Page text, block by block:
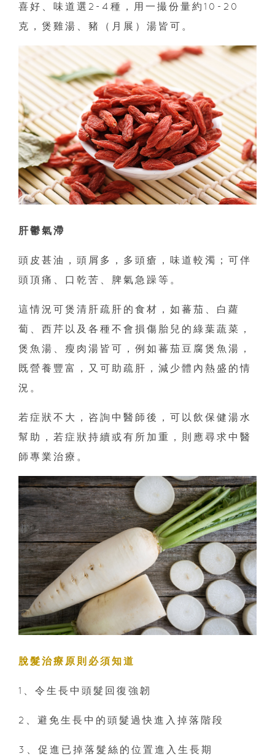
喜好、味道選2-4種，用一撮份量約10-20
克，煲雞湯、豬（月展）湯皆可。
肝鬱氣滯
頭皮甚油，頭屑多，多頭瘡，味道較濁；可伴
頭頂痛、口乾苦、脾氣急躁等。
這情況可煲清肝疏肝的食材，如蕃茄、白蘿
蔔、西芹以及各種不會損傷胎兒的綠葉蔬菜，
煲魚湯、瘦肉湯皆可，例如蕃茄豆腐煲魚湯，
既營養豐富，又可助疏肝，減少體內熱盛的情
況。
若症狀不大，咨詢中醫師後，可以飲保健湯水
幫助，若症狀持續或有所加重，則應尋求中醫
師專業治療。
脫髮治療原則必須知道
1、令生長中頭髮回復強韌
2、避免生長中的頭髮過快進入掉落階段
3、促進已掉落髮絲的位置進入生長期